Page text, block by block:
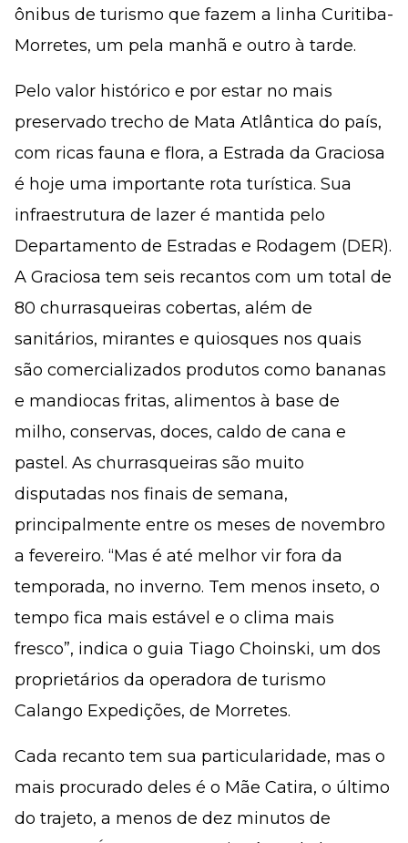
ônibus de turismo que fazem a linha Curitiba-
Morretes, um pela manhã e outro à tarde.
Pelo valor histórico e por estar no mais
preservado trecho de Mata Atlântica do país,
com ricas fauna e flora, a Estrada da Graciosa
é hoje uma importante rota turística. Sua
infraestrutura de lazer é mantida pelo
Departamento de Estradas e Rodagem (DER).
A Graciosa tem seis recantos com um total de
80 churrasqueiras cobertas, além de
sanitários, mirantes e quiosques nos quais
são comercializados produtos como bananas
e mandiocas fritas, alimentos à base de
milho, conservas, doces, caldo de cana e
pastel. As churrasqueiras são muito
disputadas nos finais de semana,
principalmente entre os meses de novembro
a fevereiro. “Mas é até melhor vir fora da
temporada, no inverno. Tem menos inseto, o
tempo fica mais estável e o clima mais
fresco”, indica o guia Tiago Choinski, um dos
proprietários da operadora de turismo
Calango Expedições, de Morretes.
Cada recanto tem sua particularidade, mas o
mais procurado deles é o Mãe Catira, o último
do trajeto, a menos de dez minutos de